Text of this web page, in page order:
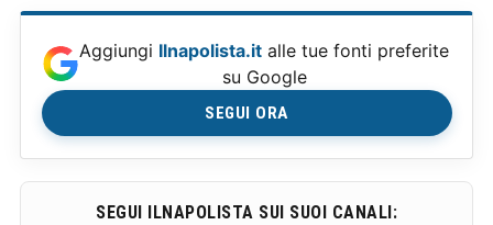
Aggiungi Ilnapolista.it alle tue fonti preferite
su Google
SEGUI ORA
SEGUI ILNAPOLISTA SUI SUOI CANALI: